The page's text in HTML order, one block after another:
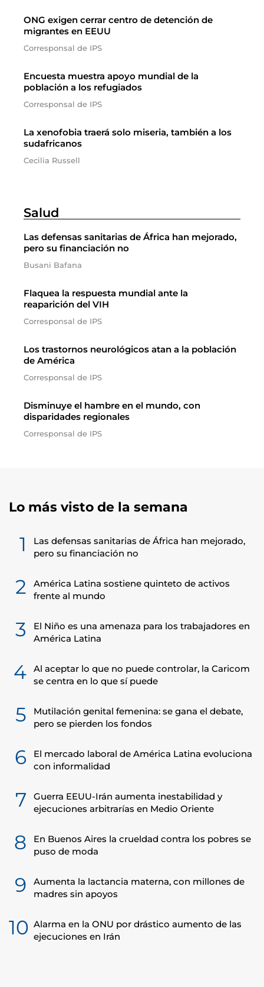
ONG exigen cerrar centro de detención de
migrantes en EEUU
Corresponsal de IPS
Encuesta muestra apoyo mundial de la
población a los refugiados
Corresponsal de IPS
La xenofobia traerá solo miseria, también a los
sudafricanos
Cecilia Russell
Salud
Las defensas sanitarias de África han mejorado,
pero su financiación no
Busani Bafana
Flaquea la respuesta mundial ante la
reaparición del VIH
Corresponsal de IPS
Los trastornos neurológicos atan a la población
de América
Corresponsal de IPS
Disminuye el hambre en el mundo, con
disparidades regionales
Corresponsal de IPS
Lo más visto de la semana
1
Las defensas sanitarias de África han mejorado,
pero su financiación no
2
América Latina sostiene quinteto de activos
frente al mundo
3
El Niño es una amenaza para los trabajadores en
América Latina
4
Al aceptar lo que no puede controlar, la Caricom
se centra en lo que sí puede
5
Mutilación genital femenina: se gana el debate,
pero se pierden los fondos
6
El mercado laboral de América Latina evoluciona
con informalidad
7
Guerra EEUU-Irán aumenta inestabilidad y
ejecuciones arbitrarías en Medio Oriente
8
En Buenos Aires la crueldad contra los pobres se
puso de moda
9
Aumenta la lactancia materna, con millones de
madres sin apoyos
10 Alarma en la ONU por drástico aumento de las
ejecuciones en Irán